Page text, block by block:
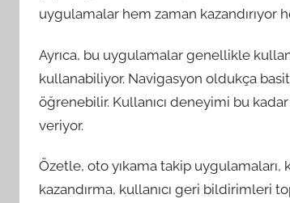
uygulamalar hem zaman
Ayrıca, bu uygulamalar genellikle
kullanabiliyor. Navigasyon oldukça
öğrenebilir. Kullanıcı deneyimi bu
veriyor.
Özetle, oto yıkama takip uygulamaları,
kazandırma, kullanıcı geri bildirimleri